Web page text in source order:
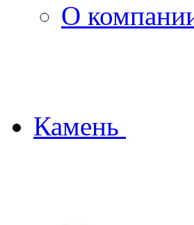
О
Камень